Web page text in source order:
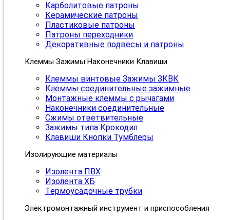
Карболитовые патроны
Керамические патроны
Пластиковые патроны
Патроны переходники
Декоративные подвесы и патроны
Клеммы Зажимы Наконечники Клавиши
Клеммы винтовые Зажимы ЗКВК
Клеммы соединительные зажимные
Монтажные клеммы с рычагами
Наконечники соединительные
Сжимы ответвительные
Зажимы типа Крокодил
Клавиши Кнопки Тумблеры
Изолирующие материалы
Изолента ПВХ
Изолента ХБ
Термоусадочные трубки
Электромонтажный инструмент и приспособления